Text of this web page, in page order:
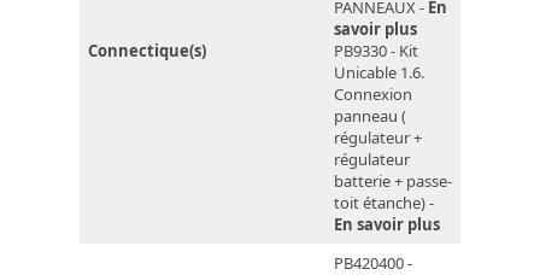
Connectique(s)
PANNEAUX - En
savoir plus
PB9330 - Kit
Unicable 1.6.
Connexion
panneau (
régulateur +
régulateur
batterie + passe-
toit étanche) -
En savoir plus
PB420400 -